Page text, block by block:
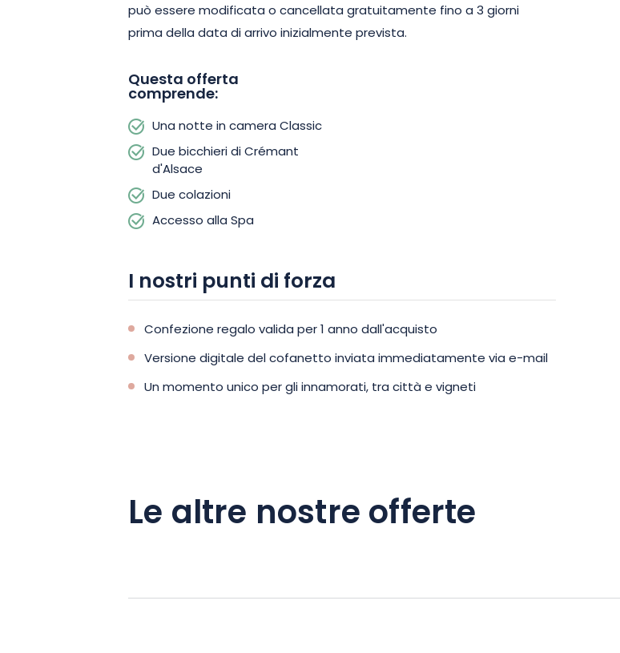
può essere modificata o cancellata gratuitamente fino a 3 giorni
prima della data di arrivo inizialmente prevista.
Questa offerta
comprende:
Una notte in camera Classic
Due bicchieri di Crémant
d'Alsace
Due colazioni
Accesso alla Spa
I nostri punti di forza
Confezione regalo valida per 1 anno dall'acquisto
Versione digitale del cofanetto inviata immediatamente via e-mail
Un momento unico per gli innamorati, tra città e vigneti
Le altre nostre offerte